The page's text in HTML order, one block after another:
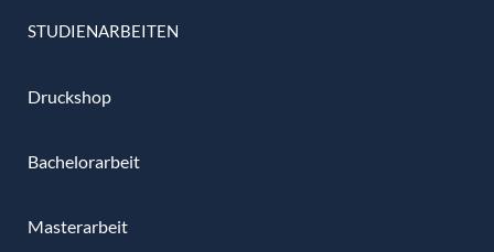
STUDIENARBEITEN
Druckshop
Bachelorarbeit
Masterarbeit